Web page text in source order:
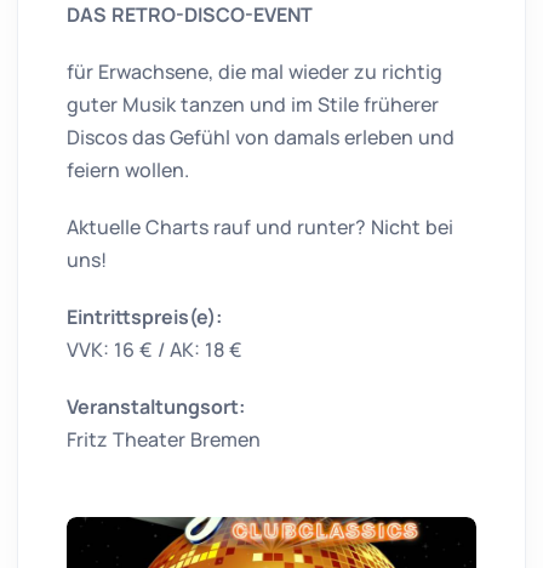
DAS RETRO-DISCO-EVENT
für Erwachsene, die mal wieder zu richtig
guter Musik tanzen und im Stile früherer
Discos das Gefühl von damals erleben und
feiern wollen.
Aktuelle Charts rauf und runter? Nicht bei
uns!
Eintrittspreis(e):
VVK: 16 € / AK: 18 €
Veranstaltungsort:
Fritz Theater Bremen